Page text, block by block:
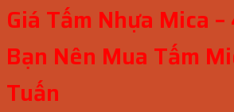
Giá Tấm Nhựa Mica
Bạn Nên Mua Tấm
Tuấn